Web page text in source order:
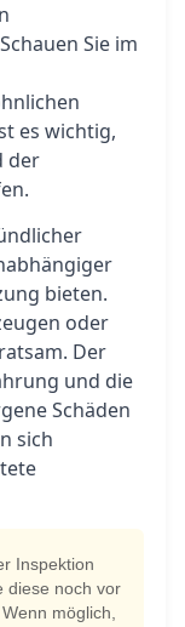
Sie im
es wichtig,
der
bieten.
oder
Der
und die
Schäden
sich
Inspektion
diese noch vor
möglich,